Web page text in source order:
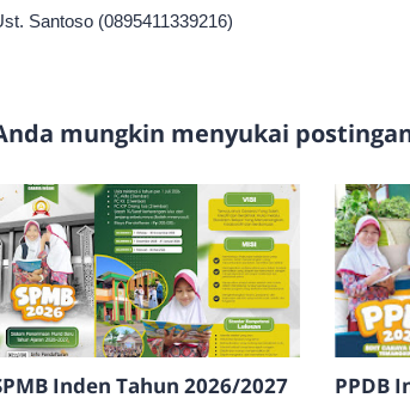
Santoso (0895411339216)
mungkin menyukai
Inden Tahun 2026/2027
PPDB